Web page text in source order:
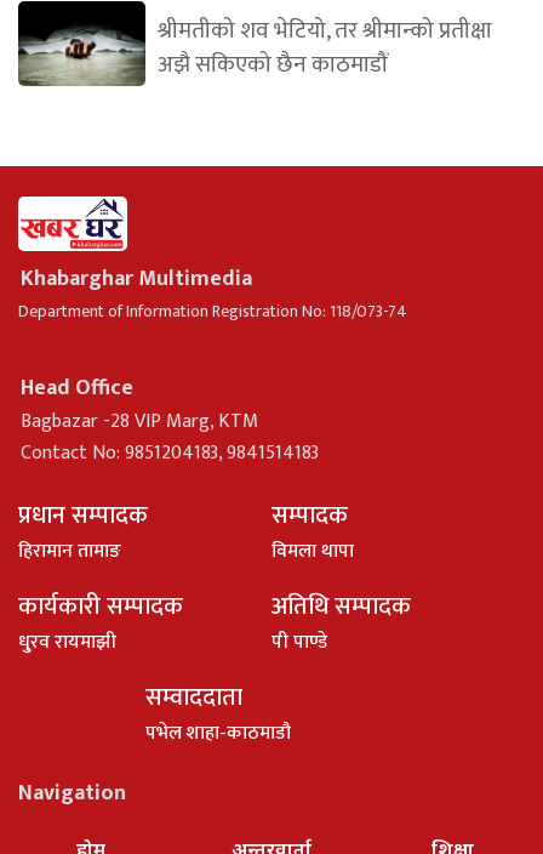
श्रीमतीको शव भेटियो, तर श्रीमान्को प्रतीक्षा
अझै सकिएको छैन काठमाडौं
Khabarghar Multimedia
Department of Information Registration No: 118/073-74
Head Office
Bagbazar -28 VIP Marg, KTM
Contact No: 9851204183, 9841514183
प्रधान सम्पादक
हिरामान तामाङ
सम्पादक
विमला थापा
कार्यकारी सम्पादक
धु्रव रायमाझी
अतिथि सम्पादक
पी पाण्डे
सम्वाददाता
पभेल शाहा-काठमाडौ
Navigation